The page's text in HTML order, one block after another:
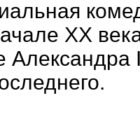
XX
Александра